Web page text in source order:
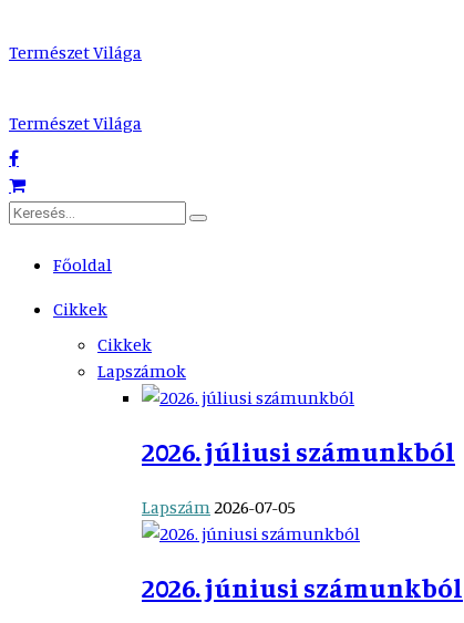
Természet Világa
Természet Világa
Főoldal
Cikkek
Cikkek
Lapszámok
2026. júliusi számunkból
Lapszám 2026-07-05
2026. júniusi számunkból